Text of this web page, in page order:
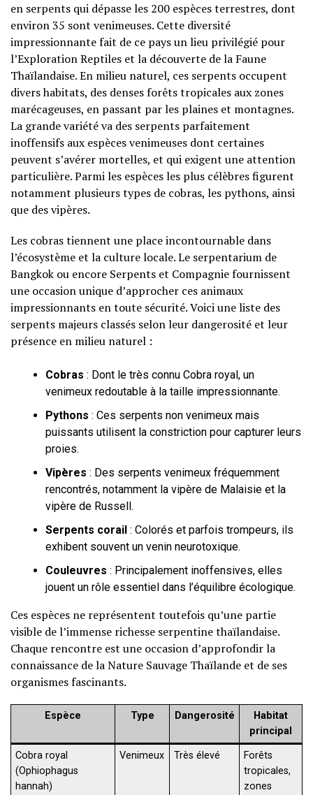
en serpents qui dépasse les 200 espèces terrestres, dont
environ 35 sont venimeuses. Cette diversité
impressionnante fait de ce pays un lieu privilégié pour
l’Exploration Reptiles et la découverte de la Faune
Thaïlandaise. En milieu naturel, ces serpents occupent
divers habitats, des denses forêts tropicales aux zones
marécageuses, en passant par les plaines et montagnes.
La grande variété va des serpents parfaitement
inoffensifs aux espèces venimeuses dont certaines
peuvent s’avérer mortelles, et qui exigent une attention
particulière. Parmi les espèces les plus célèbres figurent
notamment plusieurs types de cobras, les pythons, ainsi
que des vipères.
Les cobras tiennent une place incontournable dans
l’écosystème et la culture locale. Le serpentarium de
Bangkok ou encore Serpents et Compagnie fournissent
une occasion unique d’approcher ces animaux
impressionnants en toute sécurité. Voici une liste des
serpents majeurs classés selon leur dangerosité et leur
présence en milieu naturel :
Cobras : Dont le très connu Cobra royal, un
venimeux redoutable à la taille impressionnante.
Pythons : Ces serpents non venimeux mais
puissants utilisent la constriction pour capturer leurs
proies.
Vipères : Des serpents venimeux fréquemment
rencontrés, notamment la vipère de Malaisie et la
vipère de Russell.
Serpents corail : Colorés et parfois trompeurs, ils
exhibent souvent un venin neurotoxique.
Couleuvres : Principalement inoffensives, elles
jouent un rôle essentiel dans l’équilibre écologique.
Ces espèces ne représentent toutefois qu’une partie
visible de l’immense richesse serpentine thaïlandaise.
Chaque rencontre est une occasion d’approfondir la
connaissance de la Nature Sauvage Thaïlande et de ses
organismes fascinants.
Espèce Type Dangerosité
Habitat
principal
Cobra royal
(Ophiophagus
hannah)
Venimeux Très élevé
Forêts
tropicales,
zones